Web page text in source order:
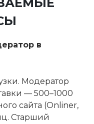
в
Модератор
— 500–1000
сайта (Onliner,
Старший